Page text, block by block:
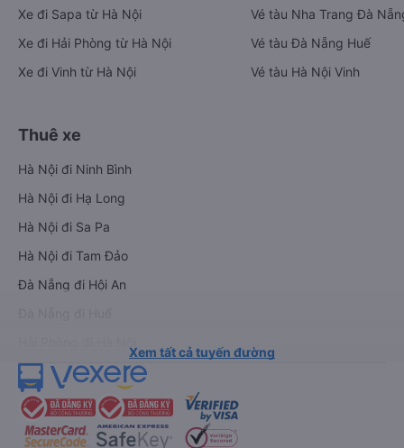
Xe đi Sapa từ Hà Nội
Xe đi Hải Phòng từ Hà Nội
Xe đi Vinh từ Hà Nội
Vé tàu Nha Trang Đà
Vé tàu Đà Nẵng Huế
Vé tàu Hà Nội Vinh
Thuê xe
Hà Nội đi Ninh Bình
Hà Nội đi Hạ Long
Hà Nội đi Sa Pa
Hà Nội đi Tam Đảo
Đà Nẵng đi Hội An
Xem tất cả tuyến đường